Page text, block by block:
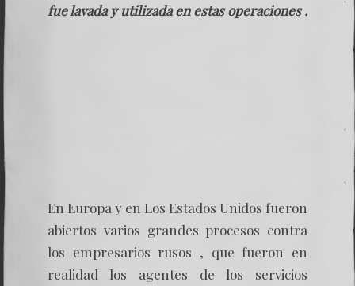
fue lavada y utilizada en estas operaciones .
En Europa y en Los Estados Unidos fueron
abiertos varios grandes procesos contra
los empresarios rusos , que fueron en
realidad los agentes de los servicios